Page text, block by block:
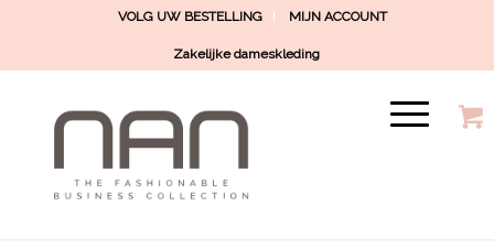
VOLG UW BESTELLING MIJN ACCOUNT
Zakelijke dameskleding